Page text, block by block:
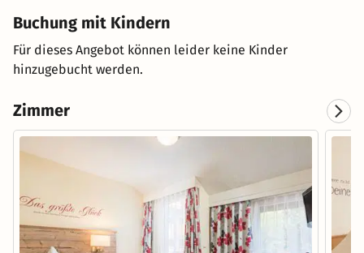
Buchung mit Kindern
Für dieses Angebot können leider keine Kinder
hinzugebucht werden.
Zimmer